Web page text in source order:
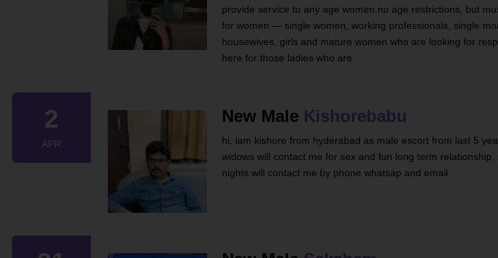
provide service to any age women.no age restrictions, but
for women — single women, working professionals, single
housewives, girls and mature women who are looking for
here for those ladies who are
2
APR
New Male Kishorebabu
hi, iam kishore from hyderabad as male escort from last 5
widows will contact me for sex and fun long term
nights will contact me by phone whatsap and email.